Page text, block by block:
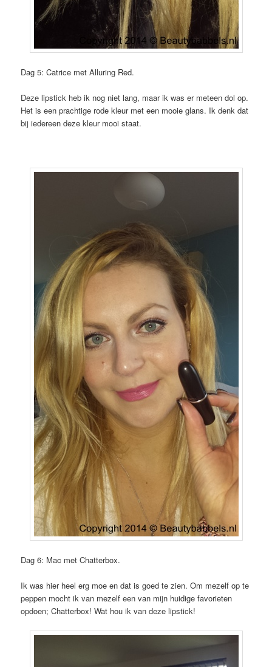
Dag 5: Catrice met Alluring Red.
Deze lipstick heb ik nog niet lang, maar ik was er meteen dol op.
Het is een prachtige rode kleur met een mooie glans. Ik denk dat
bij iedereen deze kleur mooi staat.
Dag 6: Mac met Chatterbox.
Ik was hier heel erg moe en dat is goed te zien. Om mezelf op te
peppen mocht ik van mezelf een van mijn huidige favorieten
opdoen; Chatterbox! Wat hou ik van deze lipstick!